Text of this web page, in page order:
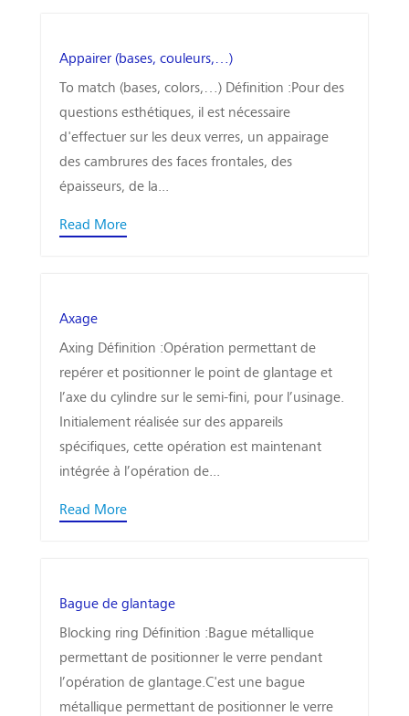
Appairer (bases, couleurs,…)
To match (bases, colors,…) Définition :Pour des
questions esthétiques, il est nécessaire
d'effectuer sur les deux verres, un appairage
des cambrures des faces frontales, des
épaisseurs, de la...
Read More
Axage
Axing Définition :Opération permettant de
repérer et positionner le point de glantage et
l’axe du cylindre sur le semi-fini, pour l’usinage.
Initialement réalisée sur des appareils
spécifiques, cette opération est maintenant
intégrée à l’opération de...
Read More
Bague de glantage
Blocking ring Définition :Bague métallique
permettant de positionner le verre pendant
l’opération de glantage.C'est une bague
métallique permettant de positionner le verre